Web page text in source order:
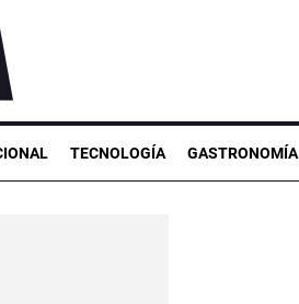
TECNOLOGÍA GASTRONOMÍA